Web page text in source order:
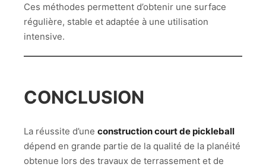
Ces méthodes permettent d’obtenir une surface
régulière, stable et adaptée à une utilisation
intensive.
CONCLUSION
La réussite d’une construction court de pickleball
dépend en grande partie de la qualité de la planéité
obtenue lors des travaux de terrassement et de